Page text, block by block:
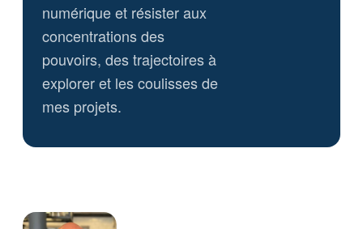
numérique et résister aux
concentrations des
pouvoirs, des trajectoires à
explorer et les coulisses de
mes projets.